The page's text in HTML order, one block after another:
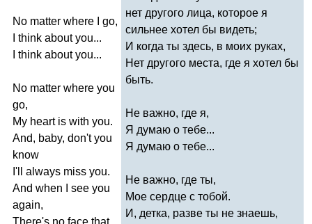
No matter where go,
think about you...
think about you...
No matter where you
go,
My heart is with you.
And, baby, don't you
know
I'll
always miss you.
And when see you
again,
There's no face that
нет другого лица, которое я
сильнее хотел бы видеть;
И когда ты здесь, в моих руках,
Нет другого места, где я хотел бы
быть.
Не важно, где я,
Я думаю о тебе...
Я думаю о тебе...
Не важно, где ты,
Мое сердце с тобой.
И, детка, разве ты не знаешь,